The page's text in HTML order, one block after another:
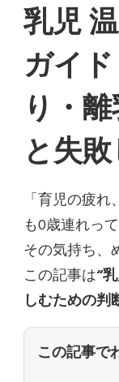
乳児
ガイ
り・
と失
「育児の疲
も0歳連れっ
その気持ち、
この記事は“
しむための判
この記事で